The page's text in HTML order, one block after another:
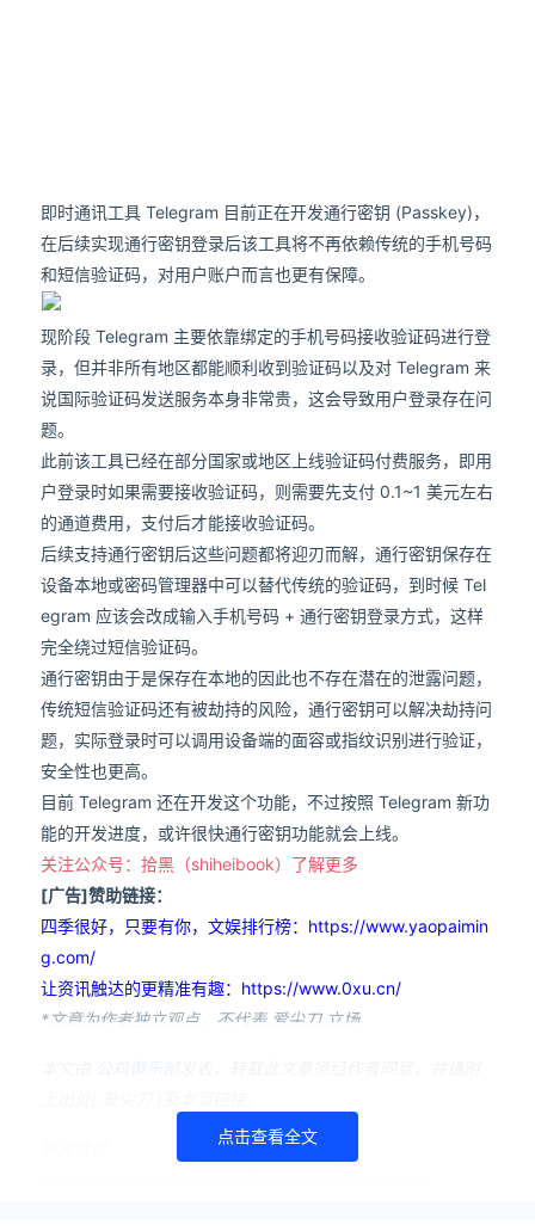
即时通讯工具 Telegram 目前正在开发通行密钥 (Passkey)，
在后续实现通行密钥登录后该工具将不再依赖传统的手机号码
和短信验证码，对用户账户而言也更有保障。
现阶段 Telegram 主要依靠绑定的手机号码接收验证码进行登
录，但并非所有地区都能顺利收到验证码以及对 Telegram 来
说国际验证码发送服务本身非常贵，这会导致用户登录存在问
题。
此前该工具已经在部分国家或地区上线验证码付费服务，即用
户登录时如果需要接收验证码，则需要先支付 0.1~1 美元左右
的通道费用，支付后才能接收验证码。
后续支持通行密钥后这些问题都将迎刃而解，通行密钥保存在
设备本地或密码管理器中可以替代传统的验证码，到时候 Tel
egram 应该会改成输入手机号码 + 通行密钥登录方式，这样
完全绕过短信验证码。
通行密钥由于是保存在本地的因此也不存在潜在的泄露问题，
传统短信验证码还有被劫持的风险，通行密钥可以解决劫持问
题，实际登录时可以调用设备端的面容或指纹识别进行验证，
安全性也更高。
目前 Telegram 还在开发这个功能，不过按照 Telegram 新功
能的开发进度，或许很快通行密钥功能就会上线。
关注公众号：拾黑（shiheibook）了解更多
[广告]赞助链接：
四季很好，只要有你，文娱排行榜：https://www.yaopaimin
g.com/
让资讯触达的更精准有趣：https://www.0xu.cn/
*文章为作者独立观点，不代表 爱尖刀 立场
点击查看全文